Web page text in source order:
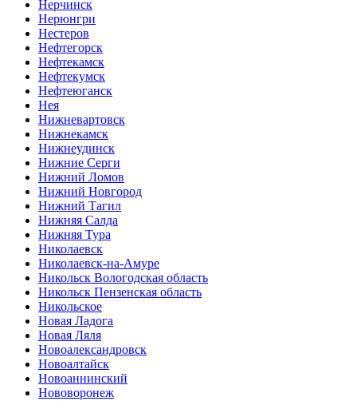
Нерчинск
Нерюнгри
Нестеров
Нефтегорск
Нефтекамск
Нефтекумск
Нефтеюганск
Нея
Нижневартовск
Нижнекамск
Нижнеудинск
Нижние Серги
Нижний Ломов
Нижний Новгород
Нижний Тагил
Нижняя Салда
Нижняя Тура
Николаевск
Николаевск-на-Амуре
Никольск Вологодская область
Никольск Пензенская область
Никольское
Новая Ладога
Новая Ляля
Новоалександровск
Новоалтайск
Новоаннинский
Нововоронеж